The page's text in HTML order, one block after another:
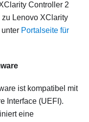
Controller 2
Lenovo XClarity
Portalseite für
ist kompatibel mit
Interface (UEFI).
eine